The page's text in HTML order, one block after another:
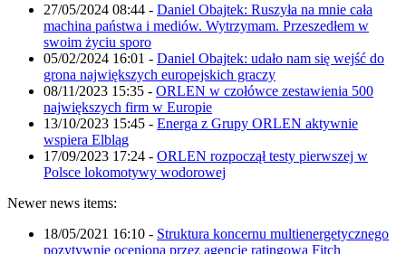
27/05/2024 08:44 - Daniel Obajtek: Ruszyła na mnie cała
machina państwa i mediów. Wytrzymam. Przeszedłem w
swoim życiu sporo
05/02/2024 16:01 - Daniel Obajtek: udało nam się wejść do
grona największych europejskich graczy
08/11/2023 15:35 - ORLEN w czołówce zestawienia 500
największych firm w Europie
13/10/2023 15:45 - Energa z Grupy ORLEN aktywnie
wspiera Elbląg
17/09/2023 17:24 - ORLEN rozpoczął testy pierwszej w
Polsce lokomotywy wodorowej
Newer news items:
18/05/2021 16:10 - Struktura koncernu multienergetycznego
pozytywnie oceniona przez agencję ratingową Fitch